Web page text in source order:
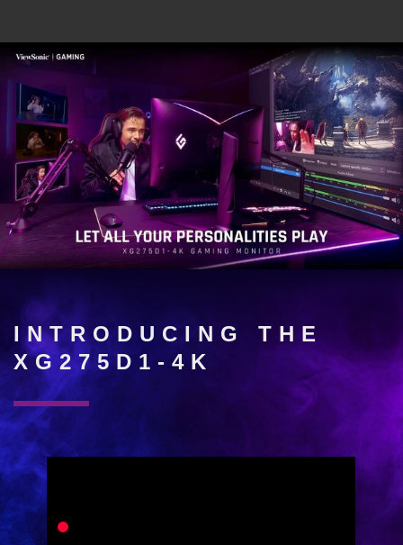
INTRODUCING THE
XG275D1-4K